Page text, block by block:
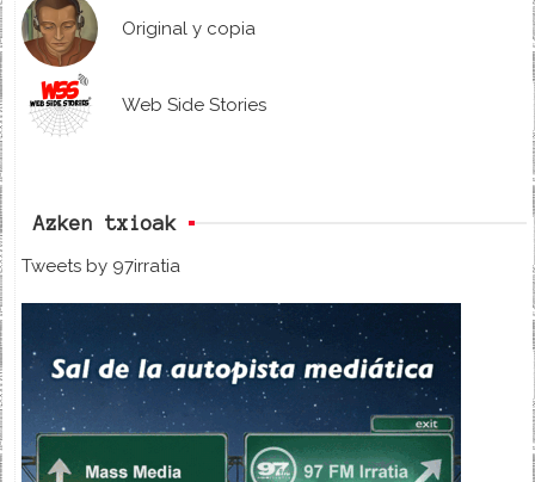
Original y copia
Web Side Stories
Azken txioak
Tweets by 97irratia